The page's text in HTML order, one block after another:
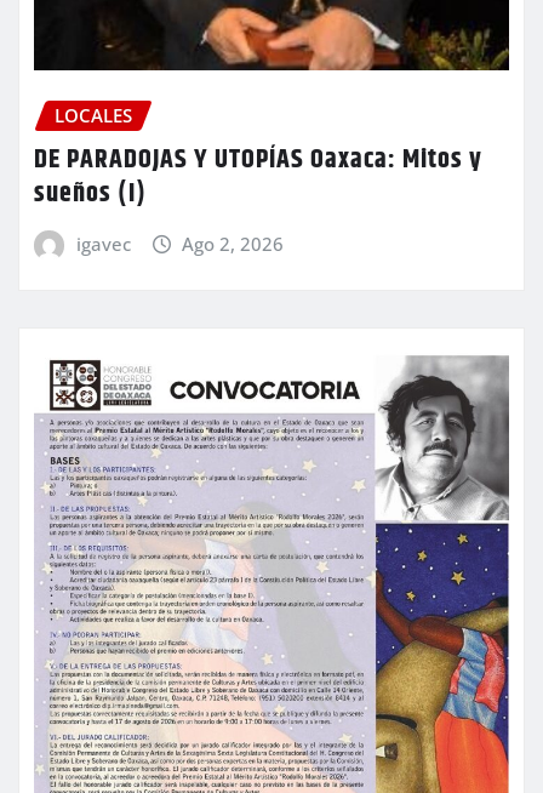
LOCALES
DE PARADOJAS Y UTOPÍAS Oaxaca: Mitos y
sueños (I)
igavec Ago 2, 2026